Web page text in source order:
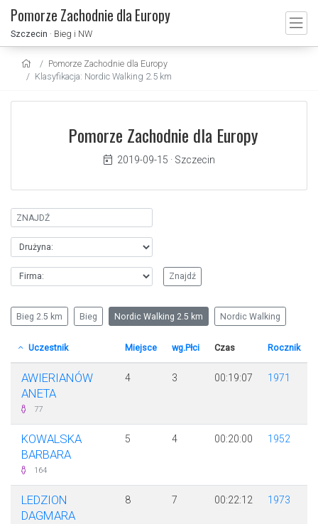
Pomorze Zachodnie dla Europy
Szczecin · Bieg i NW
Pomorze Zachodnie dla Europy
Klasyfikacja: Nordic Walking 2.5 km
Pomorze Zachodnie dla Europy
2019-09-15 · Szczecin
Bieg 2.5 km Bieg Nordic Walking 2.5 km Nordic Walking
Uczestnik Miejsce wg.Płci Czas Rocznik
AWIERIANÓW
ANETA
77
4 3 00:19:07 1971
KOWALSKA
BARBARA
164
5 4 00:20:00 1952
LEDZION
DAGMARA
8 7 00:22:12 1973